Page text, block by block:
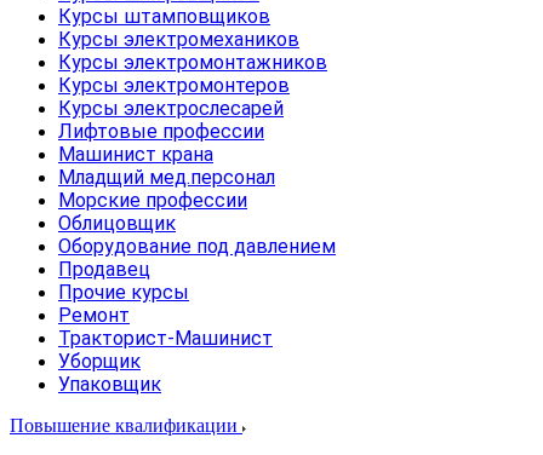
Курсы штамповщиков
Курсы электромехаников
Курсы электромонтажников
Курсы электромонтеров
Курсы электрослесарей
Лифтовые профессии
Машинист крана
Младщий мед.персонал
Морские профессии
Облицовщик
Оборудование под давлением
Продавец
Прочие курсы
Ремонт
Тракторист-Машинист
Уборщик
Упаковщик
Повышение квалификации